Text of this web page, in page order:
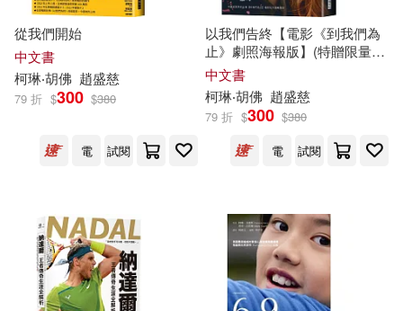
從我們開始
中文書
柯琳‧胡佛 趙盛慈
79 折 $300 $380
電 試閱
以我們告終【電影《到我們為
止》劇照海報版】(特贈限量劇
照明信片組)
中文書
柯琳‧胡佛 趙盛慈
79 折 $300 $380
電
試閱